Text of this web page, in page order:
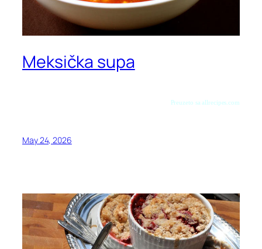
Meksička supa
Preuzeto sa allrecipes.com
May 24, 2026